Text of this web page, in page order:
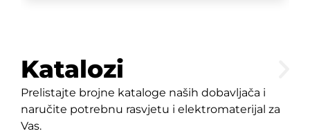
Katalozi
Prelistajte brojne kataloge naših dobavljača i
naručite potrebnu rasvjetu i elektromaterijal za
Vas.